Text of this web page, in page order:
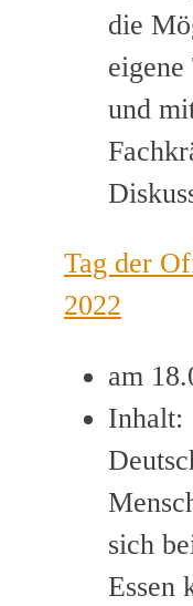
die
eigene
und
Tag der
2022
am
sich
Essen